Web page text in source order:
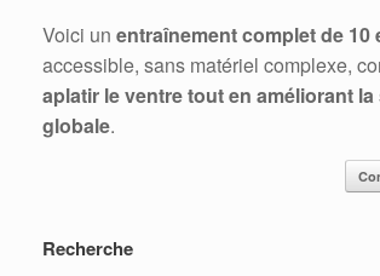
Voici un entraînement complet de 10
accessible, sans matériel complexe,
aplatir le ventre tout en améliorant la
globale.
Recherche